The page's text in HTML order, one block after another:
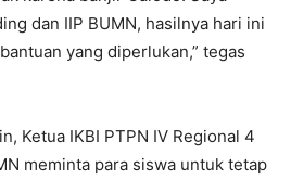
dan IIP BUMN, hasilnya hari ini
yang diperlukan,” tegas
Ketua IKBI PTPN IV Regional 4
meminta para siswa untuk tetap